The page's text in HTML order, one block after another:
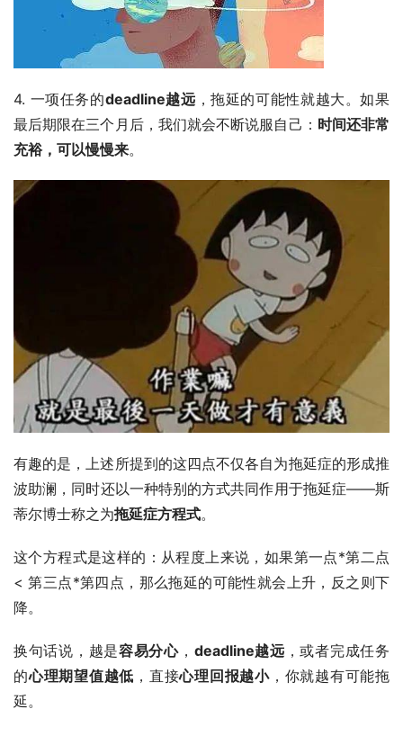
4. 一项任务的deadline越远 ，拖延的可能性就越大。如果
最后期限在三个月后，我们就会不断说服自己： 时间还非常
充裕，可以慢慢来。
有趣的是，上述所提到的这四点不仅各自为拖延症的形成推
波助澜，同时还以一种特别的方式共同作用于拖延症——斯
蒂尔博士称之为拖延症方程式。
这个方程式是这样的：从程度上来说，如果第一点*第二点
< 第三点*第四点，那么拖延的可能性就会上升，反之则下
降。
换句话说，越是容易分心， deadline越远 ，或者完成任务
的心理期望值越低 ，直接心理回报越小，你就越有可能拖
延。